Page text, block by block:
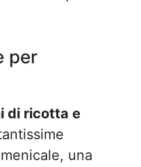
per
di ricotta e
una